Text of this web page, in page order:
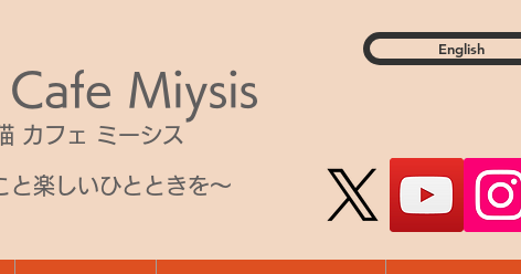
Miysis
カフェ ミーシス
と楽しいひとときを～
English